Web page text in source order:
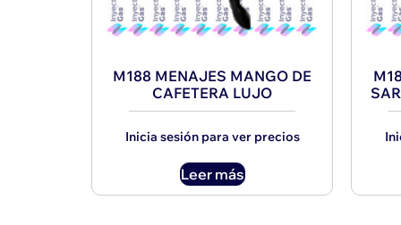
M188 MENAJES MANGO DE
CAFETERA LUJO
Inicia sesión para ver precios
Leer más